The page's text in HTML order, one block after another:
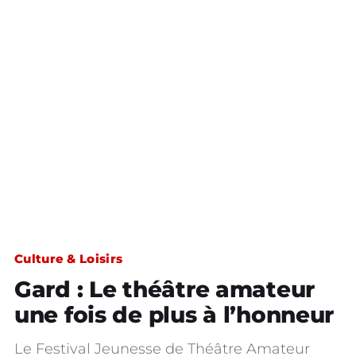
Culture & Loisirs
Gard : Le théâtre amateur
une fois de plus à l’honneur
Le Festival Jeunesse de Théâtre Amateur